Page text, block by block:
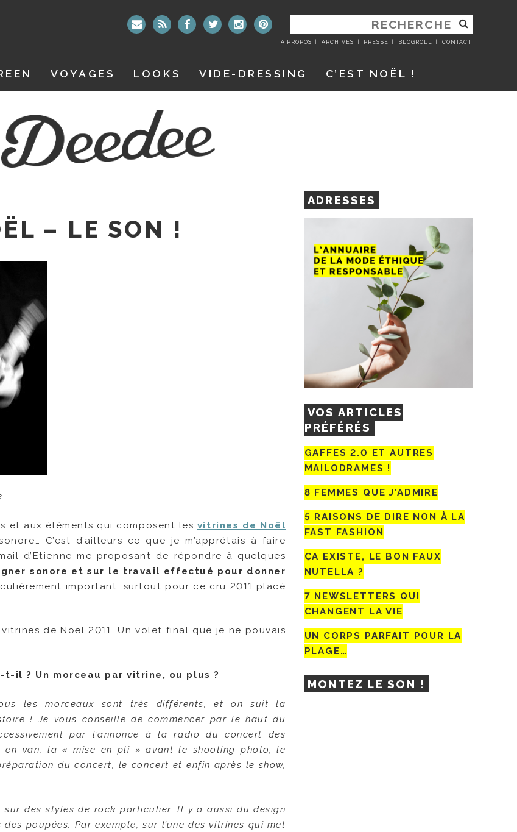
RECHERCHER
:
A PROPOS ARCHIVES PRESSE BLOGROLL CONTACT
VOYAGES LOOKS VIDE-DRESSING C’EST NOËL !
– LE SON !
et aux éléments qui composent les vitrines de Noël
C’est d’ailleurs ce que je m’apprétais à faire
d’Etienne me proposant de répondre à quelques
sonore et sur le travail effectué pour donner
important, surtout pour ce cru 2011 placé
de Noël 2011. Un volet final que je ne pouvais
il ? Un morceau par vitrine, ou plus ?
les morceaux sont très différents, et on suit la
! Je vous conseille de commencer par le haut du
par l’annonce à la radio du concert des
en van, la « mise en pli » avant le shooting photo, le
du concert, le concert et enfin après le show,
des styles de rock particulier. Il y a aussi du design
poupées. Par exemple, sur l’une des vitrines qui met
ADRESSES
VOS ARTICLES
PRÉFÉRÉS
GAFFES 2.0 ET AUTRES
MAILODRAMES !
8 FEMMES QUE J’ADMIRE
5 RAISONS DE DIRE NON À LA
FAST FASHION
ÇA EXISTE, LE BON FAUX
NUTELLA ?
7 NEWSLETTERS QUI
CHANGENT LA VIE
UN CORPS PARFAIT POUR LA
PLAGE…
MONTEZ LE SON !